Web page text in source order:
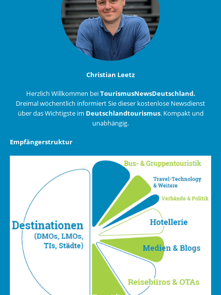
Christian Leetz
Herzlich Willkommen beiTourismusNewsDeutschland.
Dreimal wöchentlich informiert Sie dieser kostenlose Newsdienst
über das Wichtigste im Deutschlandtourismus. Kompakt und
unabhängig.
Empfängerstruktur